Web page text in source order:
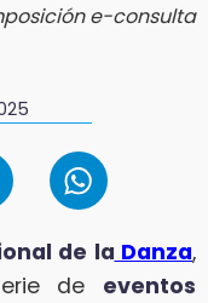
e-consulta
de la Danza,
de eventos